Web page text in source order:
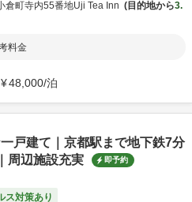
倉町寺内55番地Uji Tea Inn 目的地から3.
料金
¥48,000/泊
戸建て｜京都駅まで地下鉄7分
周辺施設充実
即予約
ス対策あり